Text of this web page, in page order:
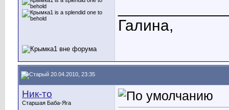
Галина,
20.04.2010, 23:35
Ник-то
Старшая Баба-Яга